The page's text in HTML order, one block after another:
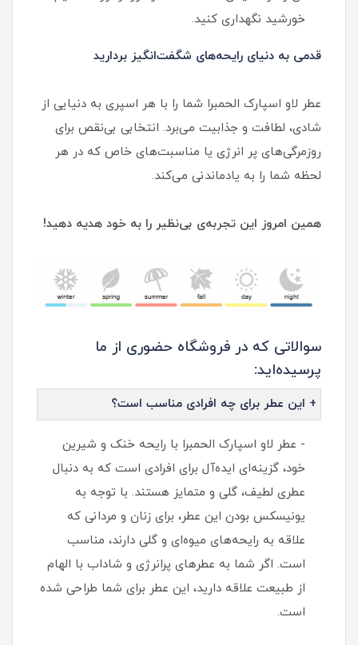
خورشید نگهداری کنید.
قدمی به دنیای رایحه‌های شگفت‌انگیز بردارید
عطر لاو اسپارک الحمبرا شما را با هر اسپری به دنیایی از
شادی، لطافت و جذابیت می‌برد. انتخابی بی‌نقص برای
روزمرگی‌های پر انرژی یا مناسبت‌های خاص که در هر
لحظه شما را به یادماندنی می‌کند.
همین امروز این تجربه‌ی بی‌نظیر را به خود هدیه دهید!
سوالاتی که در فروشگاه حضوری از ما
پرسیده‌اید:
+ این عطر برای چه افرادی مناسب است؟
- عطر لاو اسپارک الحمبرا با رایحه خنک و شیرین
خود، گزینه‌ای ایده‌آل برای افرادی است که به دنبال
عطری لطیف، گلی و متمایز هستند. با توجه به
یونیسکس بودن این عطر، برای زنان و مردانی که
علاقه به رایحه‌های میوه‌ای و گلی دارند، مناسب
است. اگر شما به عطرهای پرانرژی و شاداب با الهام
از طبیعت علاقه دارید، این عطر برای شما طراحی شده
است.